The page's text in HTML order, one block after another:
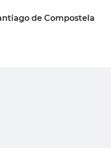
de Compostela